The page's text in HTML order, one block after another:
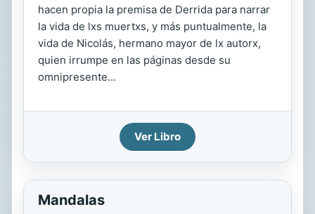
hacen propia la premisa de Derrida para narrar
la vida de lxs muertxs, y más puntualmente, la
vida de Nicolás, hermano mayor de lx autorx,
quien irrumpe en las páginas desde su
omnipresente...
Ver Libro
Mandalas